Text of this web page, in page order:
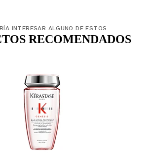
INTERESAR ALGUNO DE ESTOS
RECOMENDADOS